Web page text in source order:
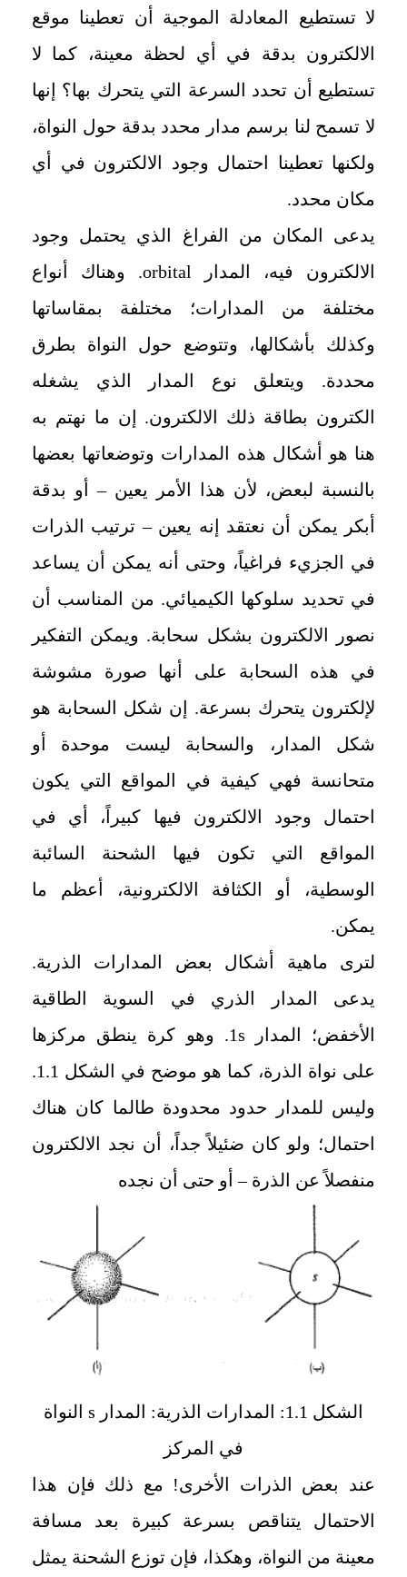
لا تستطيع المعادلة الموجية أن تعطينا موقع
الالكترون بدقة في أي لحظة معينة، كما لا
تستطيع أن تحدد السرعة التي يتحرك بها؟ إنها
لا تسمح لنا برسم مدار محدد بدقة حول النواة،
ولكنها تعطينا احتمال وجود الالكترون في أي
مكان محدد.
يدعى المكان من الفراغ الذي يحتمل وجود
الالكترون فيه، المدار orbital. وهناك أنواع
مختلفة من المدارات؛ مختلفة بمقاساتها
وكذلك بأشكالها، وتتوضع حول النواة بطرق
محددة. ويتعلق نوع المدار الذي يشغله
الكترون بطاقة ذلك الالكترون. إن ما نهتم به
هنا هو أشكال هذه المدارات وتوضعاتها بعضها
بالنسبة لبعض، لأن هذا الأمر يعين – أو بدقة
أبكر يمكن أن نعتقد إنه يعين – ترتيب الذرات
في الجزيء فراغياً، وحتى أنه يمكن أن يساعد
في تحديد سلوكها الكيميائي. من المناسب أن
نصور الالكترون بشكل سحابة. ويمكن التفكير
في هذه السحابة على أنها صورة مشوشة
لإلكترون يتحرك بسرعة. إن شكل السحابة هو
شكل المدار، والسحابة ليست موحدة أو
متحانسة فهي كيفية في المواقع التي يكون
احتمال وجود الالكترون فيها كبيراً، أي في
المواقع التي تكون فيها الشحنة السائبة
الوسطية، أو الكثافة الالكترونية، أعظم ما
يمكن.
لترى ماهية أشكال بعض المدارات الذرية.
يدعى المدار الذري في السوية الطاقية
الأخفض؛ المدار 1s. وهو كرة ينطق مركزها
على نواة الذرة، كما هو موضح في الشكل 1.1.
وليس للمدار حدود محدودة طالما كان هناك
احتمال؛ ولو كان ضئيلاً جداً، أن نجد الالكترون
منفصلاً عن الذرة – أو حتى أن نجده
الشكل 1.1: المدارات الذرية: المدار s النواة
في المركز
عند بعض الذرات الأخرى! مع ذلك فإن هذا
الاحتمال يتناقص بسرعة كبيرة بعد مسافة
معينة من النواة، وهكذا، فإن توزع الشحنة يمثل